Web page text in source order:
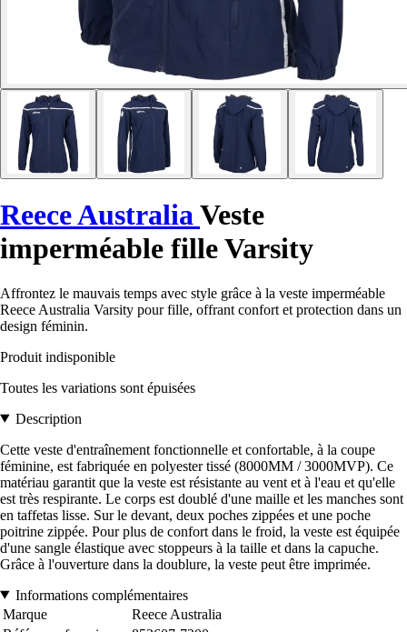
Reece Australia Veste
imperméable fille Varsity
Affrontez le mauvais temps avec style grâce à la veste imperméable
Reece Australia Varsity pour fille, offrant confort et protection dans un
design féminin.
Produit indisponible
Toutes les variations sont épuisées
Description
Cette veste d'entraînement fonctionnelle et confortable, à la coupe
féminine, est fabriquée en polyester tissé (8000MM / 3000MVP). Ce
matériau garantit que la veste est résistante au vent et à l'eau et qu'elle
est très respirante. Le corps est doublé d'une maille et les manches sont
en taffetas lisse. Sur le devant, deux poches zippées et une poche
poitrine zippée. Pour plus de confort dans le froid, la veste est équipée
d'une sangle élastique avec stoppeurs à la taille et dans la capuche.
Grâce à l'ouverture dans la doublure, la veste peut être imprimée.
Informations complémentaires
Marque
Reece Australia